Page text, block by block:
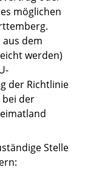
möglichen
dem
werden)
der Richtlinie
bei der
Stelle